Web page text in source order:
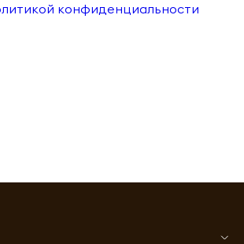
конфиденциальности